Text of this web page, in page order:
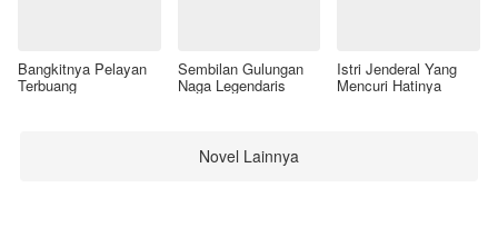
Bangkitnya Pelayan
Terbuang
Sembilan Gulungan
Naga Legendaris
Istri Jenderal Yang
Mencuri Hatinya
Novel Lainnya